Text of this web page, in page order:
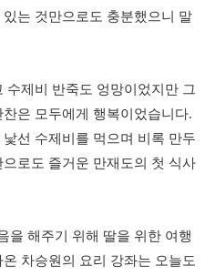
는 것만으로도 충분했으니 말
수제비 반죽도 엉망이었지만 그
은 모두에게 행복이었습니다.
선 수제비를 먹으며 비록 만두
로도 즐거운 만재도의 첫 식사
을 해주기 위해 딸을 위한 여행
차승원의 요리 강좌는 오늘도